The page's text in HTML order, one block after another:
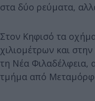
στα δύο ρεύματα,
Στον Κηφισό τα
χιλιομέτρων και
τη Νέα Φιλαδέλφεια,
τμήμα από